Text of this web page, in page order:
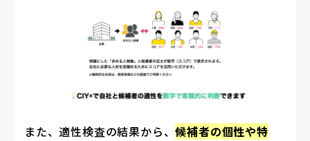
また、適性検査の結果から、候補者の個性や特